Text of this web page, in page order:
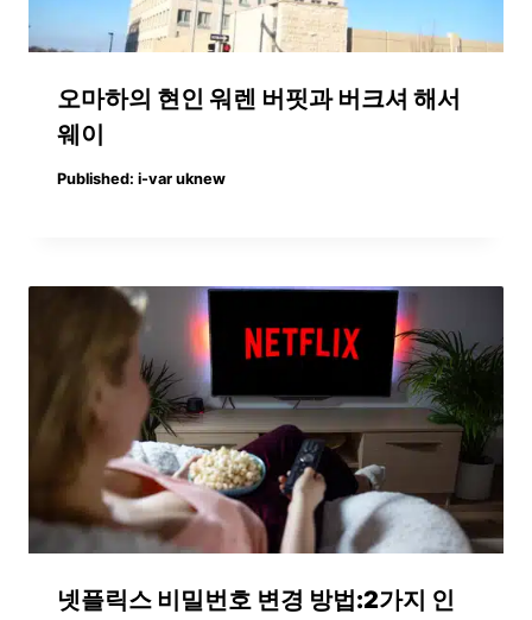
오마하의 현인 워렌 버핏과 버크셔 해서
웨이
Published: i-var uknew
넷플릭스 비밀번호 변경 방법:2가지 인